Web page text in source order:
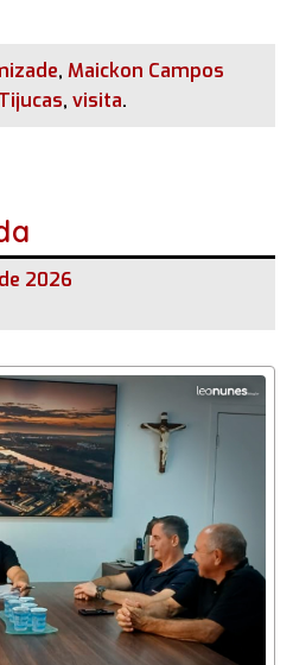
, Maickon Campos
Tijucas, visita.
2026